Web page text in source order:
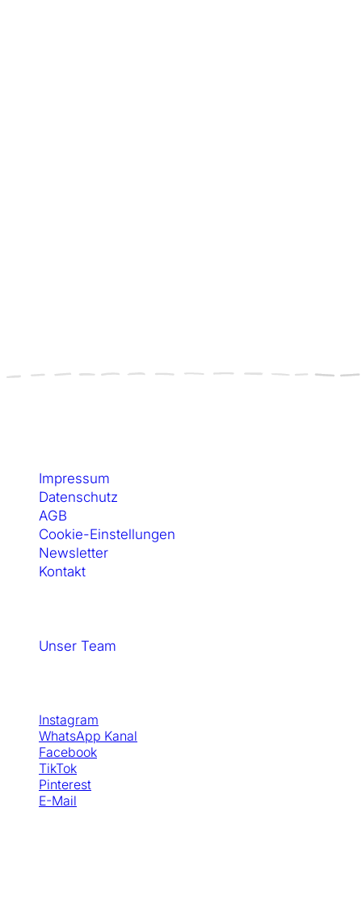
Impressum
Datenschutz
AGB
Cookie-Einstellungen
Newsletter
Kontakt
Unser Team
Instagram
WhatsApp Kanal
Facebook
TikTok
Pinterest
E-Mail